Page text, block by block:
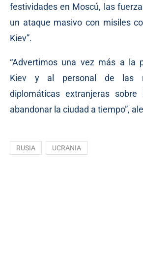
festividades en Moscú, las
un ataque masivo con misiles
Kiev”.
“Advertimos una vez más a la
Kiev y al personal de las
diplomáticas extranjeras
abandonar la ciudad a tiempo”,
RUSIA UCRANIA